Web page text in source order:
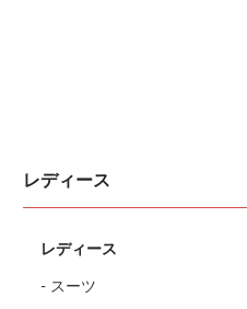
レディース
レディース
- スーツ